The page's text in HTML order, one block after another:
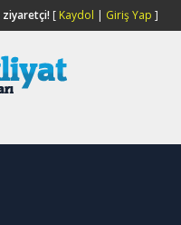
ziyaretçi![ Kaydol | Giriş Yap ]